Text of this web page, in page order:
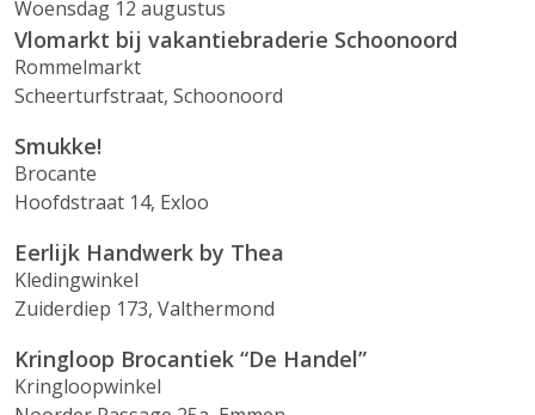
Woensdag 12 augustus
Vlomarkt bij vakantiebraderie Schoonoord
Rommelmarkt
Scheerturfstraat, Schoonoord
Smukke!
Brocante
Hoofdstraat 14, Exloo
Eerlijk Handwerk by Thea
Kledingwinkel
Zuiderdiep 173, Valthermond
Kringloop Brocantiek “De Handel”
Kringloopwinkel